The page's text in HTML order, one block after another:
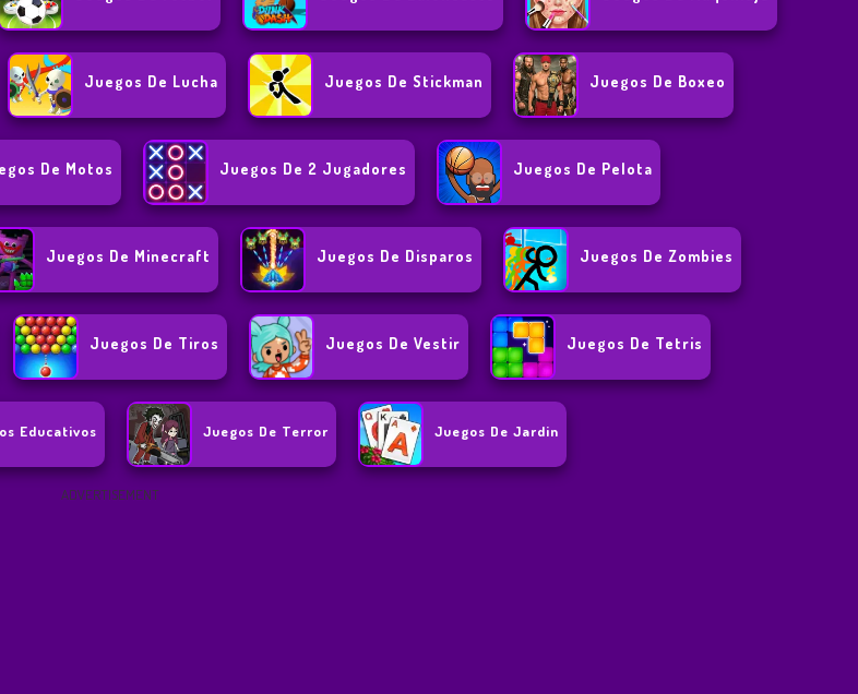
Juegos De Lucha Juegos De Stickman Juegos De Boxeo
De Motos Juegos De 2 Jugadores Juegos De Pelota
Juegos De Minecraft Juegos De Disparos Juegos De Zombies
Juegos De Tiros Juegos De Vestir Juegos De Tetris
Educativos Juegos De Terror Juegos De Jardin
ADVERTISEMENT